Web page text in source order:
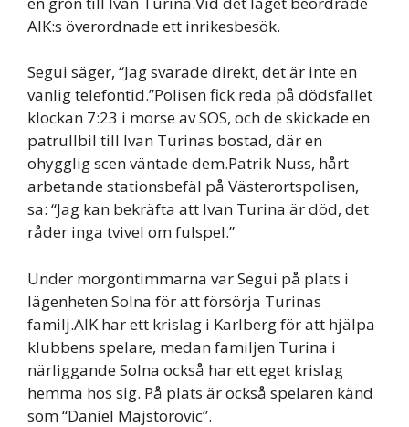
AIK:s överordnade ett inrikesbesök.
Segui säger, “Jag svarade direkt, det är inte en
vanlig telefontid.”Polisen fick reda på dödsfallet
klockan 7:23 i morse av SOS, och de skickade en
patrullbil till Ivan Turinas bostad, där en
ohygglig scen väntade dem.Patrik Nuss, hårt
arbetande stationsbefäl på Västerortspolisen,
sa: “Jag kan bekräfta att Ivan Turina är död, det
råder inga tvivel om fulspel.”
Under morgontimmarna var Segui på plats i
lägenheten Solna för att försörja Turinas
familj.AIK har ett krislag i Karlberg för att hjälpa
klubbens spelare, medan familjen Turina i
närliggande Solna också har ett eget krislag
hemma hos sig. På plats är också spelaren känd
som “Daniel Majstorovic”.